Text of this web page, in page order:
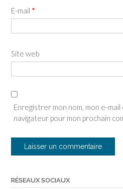
E-mail *
Site web
Enregistrer mon nom, mon e-
navigateur pour mon prochain
RÉSEAUX SOCIAUX